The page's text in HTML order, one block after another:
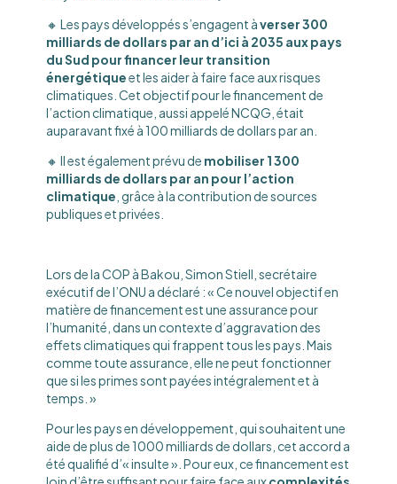
🔸 Les pays développés s’engagent àverser 300
milliards de dollars par an d’ici à 2035 aux pays
du Sud pour financer leur transition
énergétiqueet les aider à faire face aux risques
climatiques. Cet objectif pour le financement de
l’action climatique, aussi appelé NCQG, était
auparavant fixé à 100 milliards de dollars par an.
🔸 Il est également prévu de mobiliser 1 300
milliards de dollars par an pour l’action
climatique , grâce à la contribution de sources
publiques et privées.
Lors de la COP à Bakou, Simon Stiell, secrétaire
exécutif de l’ONU a déclaré : « Ce nouvel objectif en
matière de financement est une assurance pour
l’humanité, dans un contexte d’aggravation des
effets climatiques qui frappent tous les pays. Mais
comme toute assurance, elle ne peut fonctionner
que si les primes sont payées intégralement et à
temps. »
Pour les pays en développement, qui souhaitent une
aide de plus de 1000 milliards de dollars, cet accord a
été qualifié d’« insulte ». Pour eux, ce financement est